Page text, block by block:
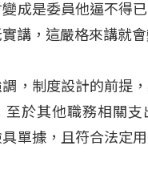
成是委員他逼不得
講，這嚴格來講就會
，制度設計的前提
至於其他職務相關支
單據，且符合法定